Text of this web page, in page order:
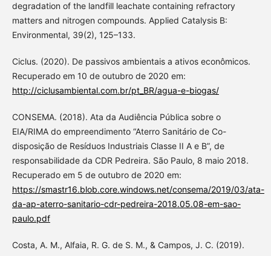
degradation of the landfill leachate containing refractory
matters and nitrogen compounds. Applied Catalysis B:
Environmental, 39(2), 125–133.
Ciclus. (2020). De passivos ambientais a ativos econômicos.
Recuperado em 10 de outubro de 2020 em:
http://ciclusambiental.com.br/pt_BR/agua-e-biogas/
CONSEMA. (2018). Ata da Audiência Pública sobre o
EIA/RIMA do empreendimento “Aterro Sanitário de Co-
disposição de Resíduos Industriais Classe II A e B”, de
responsabilidade da CDR Pedreira. São Paulo, 8 maio 2018.
Recuperado em 5 de outubro de 2020 em:
https://smastr16.blob.core.windows.net/consema/2019/03/ata-
da-ap-aterro-sanitario-cdr-pedreira-2018.05.08-em-sao-
paulo.pdf
Costa, A. M., Alfaia, R. G. de S. M., & Campos, J. C. (2019).